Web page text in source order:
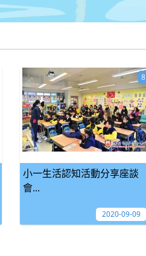
小一生活認知活動分享座談
會...
8
2020-09-09